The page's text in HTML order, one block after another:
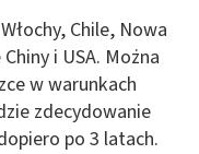
Chile, Nowa
i USA. Można
w warunkach
zdecydowanie
po 3 latach.